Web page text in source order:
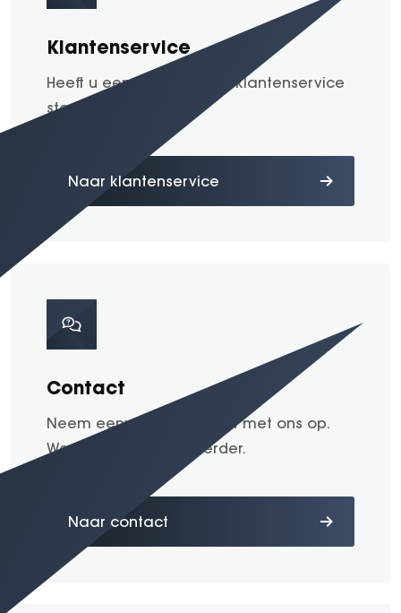
Klantenservice
Heeft u een vraag? Onze klantenservice
staat voor u klaar.
Naar klantenservice
Contact
Neem eenvoudig contact met ons op.
We helpen u graag verder.
Naar contact